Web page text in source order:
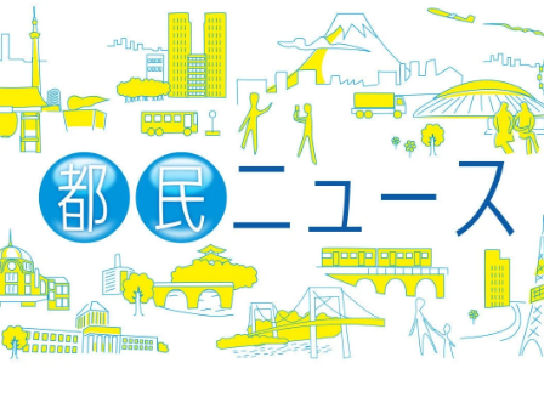
イベント・グッズ
YouTube
会社情報